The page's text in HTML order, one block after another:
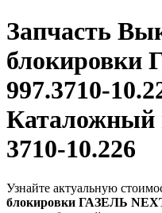
Запчасть
блокировки
997.3710-
Каталожный
3710-10.226
Узнайте актуальную
блокировки ГАЗЕЛЬ